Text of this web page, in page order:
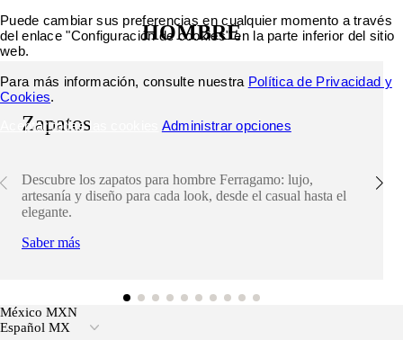
HOMBRE
Zapatos
Descubre los zapatos para hombre Ferragamo: lujo,
artesanía y diseño para cada look, desde el casual hasta el
elegante.
Saber más
México MXN
Español MX
Puede cambiar sus preferencias en cualquier momento a través
del enlace "Configuración de cookies" en la parte inferior del sitio
web.
Para más información, consulte nuestra Política de Privacidad y
Cookies.
Aceptar todas las cookies
Administrar opciones